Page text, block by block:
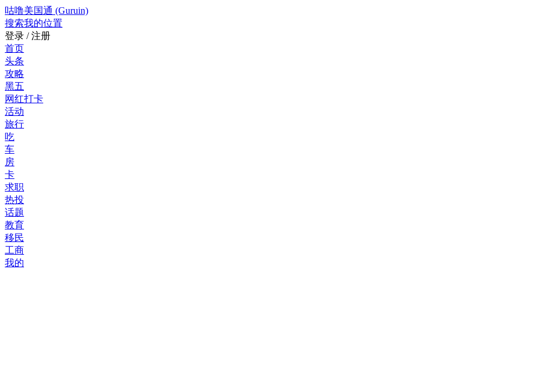
咕噜美国通 (Guruin)
搜索我的位置
登录 / 注册
首页
头条
攻略
黑五
网红打卡
活动
旅行
吃
车
房
卡
求职
热投
话题
教育
移民
工商
我的